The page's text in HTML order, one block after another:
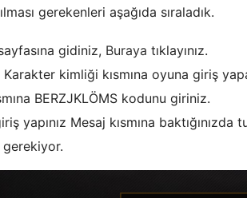
gerekenleri aşağıda sıraladık.
gidiniz, Buraya tıklayınız.
Karakter kimliği kısmına oyuna giriş
BERZJKLÖMS kodunu giriniz.
yapınız Mesaj kısmına